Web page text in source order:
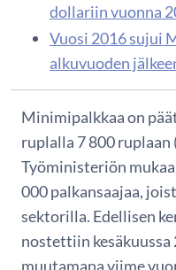
dollariin vuonna
Vuosi 2016 sujui
alkuvuoden
Minimipalkkaa on
ruplalla 7 800 ruplaan
Työministeriön
000 palkansaajaa,
sektorilla. Edellisen
nostettiin
muutamana viime